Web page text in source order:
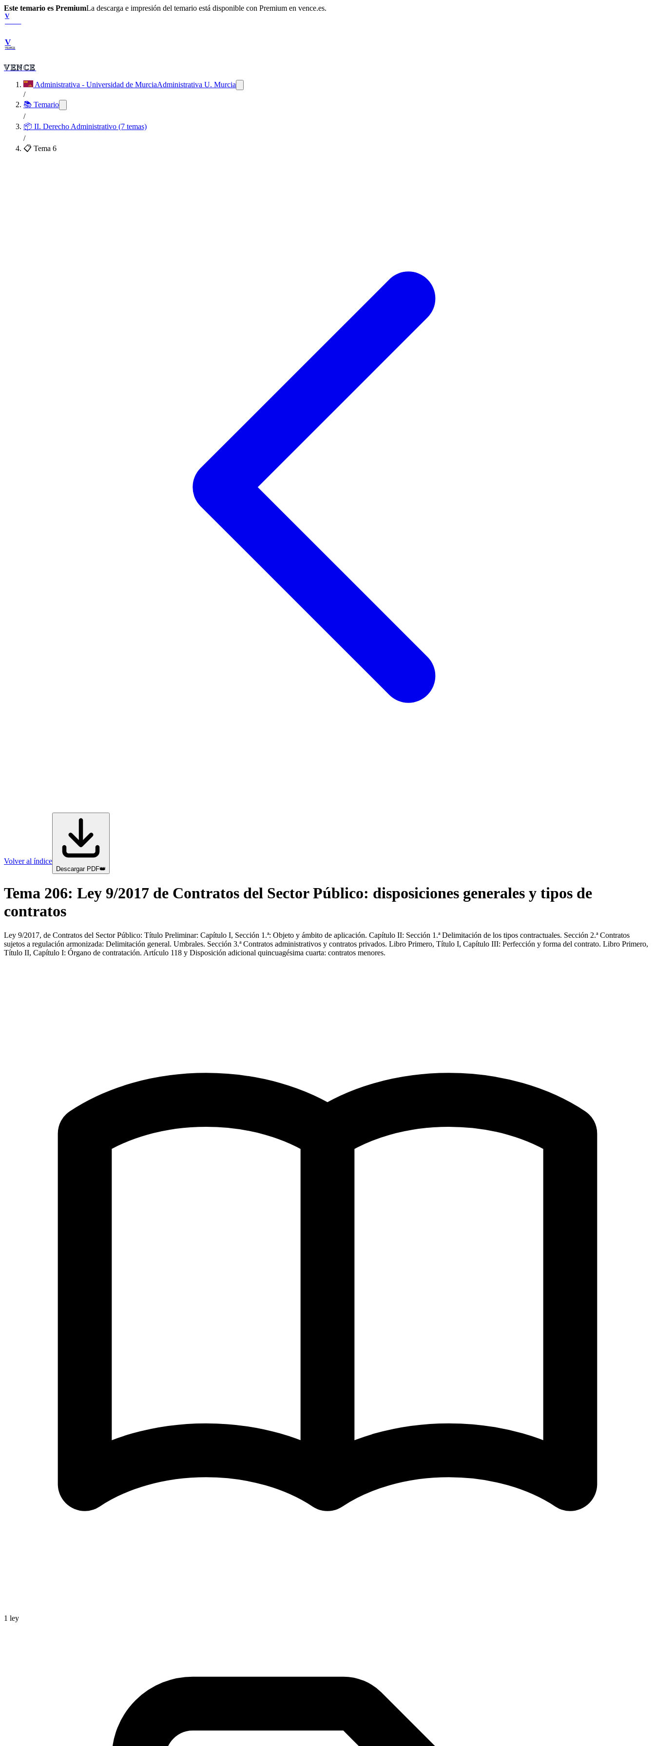
Este temario es PremiumLa descarga e impresión del temario está disponible con Premium en vence.es.
V
V
VENCE
VENCE
Administrativa - Universidad de MurciaAdministrativa U. Murcia
/
📚 Temario
/
📦 II. Derecho Administrativo (7 temas)
/
📋 Tema 6
Volver al índice
Descargar PDF👑
Tema 206: Ley 9/2017 de Contratos del Sector Público: disposiciones generales y tipos de
contratos
Ley 9/2017, de Contratos del Sector Público: Título Preliminar: Capítulo I, Sección 1.ª: Objeto y ámbito de aplicación. Capítulo II: Sección 1.ª Delimitación de los tipos contractuales. Sección 2.ª Contratos
sujetos a regulación armonizada: Delimitación general. Umbrales. Sección 3.ª Contratos administrativos y contratos privados. Libro Primero, Título I, Capítulo III: Perfección y forma del contrato. Libro Primero,
Título II, Capítulo I: Órgano de contratación. Artículo 118 y Disposición adicional quincuagésima cuarta: contratos menores.
1 ley